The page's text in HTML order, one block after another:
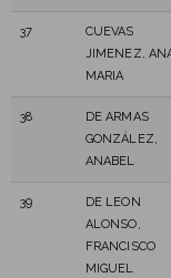
37
CUEVAS
JIMENEZ,
MARIA
38
DE ARMAS
GONZÁLEZ,
ANABEL
39
DE LEON
ALONSO,
FRANCISCO
MIGUEL